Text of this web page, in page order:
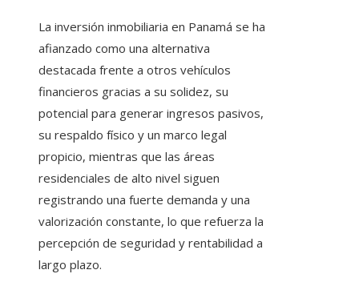
La inversión inmobiliaria en Panamá se ha
afianzado como una alternativa
destacada frente a otros vehículos
financieros gracias a su solidez, su
potencial para generar ingresos pasivos,
su respaldo físico y un marco legal
propicio, mientras que las áreas
residenciales de alto nivel siguen
registrando una fuerte demanda y una
valorización constante, lo que refuerza la
percepción de seguridad y rentabilidad a
largo plazo.